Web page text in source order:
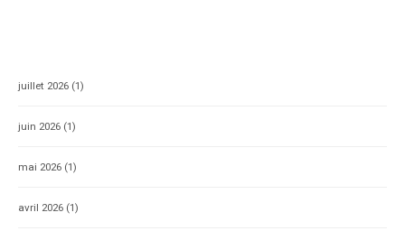
juillet 2026 (1)
juin 2026 (1)
mai 2026 (1)
avril 2026 (1)